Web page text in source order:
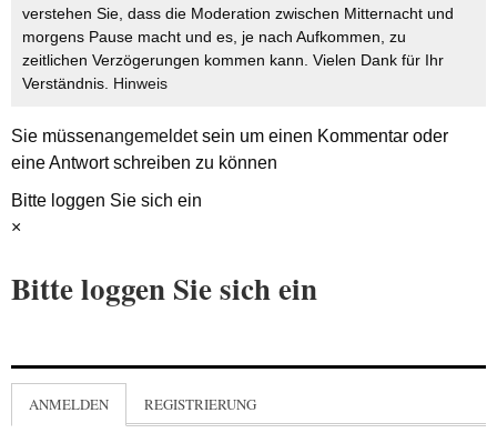
verstehen Sie, dass die Moderation zwischen Mitternacht und
morgens Pause macht und es, je nach Aufkommen, zu
zeitlichen Verzögerungen kommen kann. Vielen Dank für Ihr
Verständnis. Hinweis
Sie müssenangemeldetsein um einen Kommentar oder
eine Antwort schreiben zu können
Bitte loggen Sie sich ein
×
Bitte loggen Sie sich ein
ANMELDEN REGISTRIERUNG